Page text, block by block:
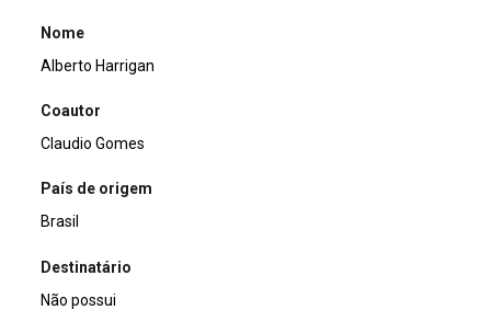
Nome
Alberto Harrigan
Coautor
Claudio Gomes
País de origem
Brasil
Destinatário
Não possui